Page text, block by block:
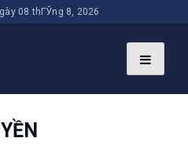
08 thГЎng 8, 2026